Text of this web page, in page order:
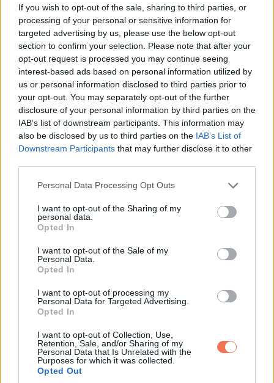
If you wish to opt-out of the sale, sharing to third parties, or
processing of your personal or sensitive information for
targeted advertising by us, please use the below opt-out
section to confirm your selection. Please note that after your
opt-out request is processed you may continue seeing
interest-based ads based on personal information utilized by
us or personal information disclosed to third parties prior to
your opt-out. You may separately opt-out of the further
disclosure of your personal information by third parties on the
IAB’s list of downstream participants. This information may
also be disclosed by us to third parties on the IAB’s List of
Downstream Participants that may further disclose it to other
Please note that this website/app uses one or more Google
not limited to your visit or usage behaviour. You may click to
grant or deny consent to Google and its third-party tags to
use your data for below specified purposes in below Google
consent section.
Personal Data Processing Opt Outs
I want to opt-out of the Sharing of my
personal data.
Opted In
I want to opt-out of the Sale of my
Personal Data.
Opted In
I want to opt-out of processing my
Personal Data for Targeted Advertising.
Opted In
I want to opt-out of Collection, Use,
Retention, Sale, and/or Sharing of my
Personal Data that Is Unrelated with the
Purposes for which it was collected.
Opted Out
Ilyen az igaz szerelem
12. Saját pólók száma: 70. Pólók,